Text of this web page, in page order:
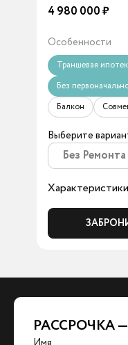
4 980 000₽
Особенности
Траншевая
Без
Балкон
Выберите
Без Ремонта
РАССРОЧКА